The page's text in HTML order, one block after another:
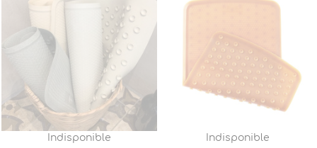
Indisponible Indisponible